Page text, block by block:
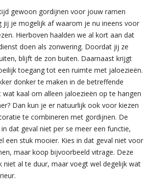
gewoon gordijnen voor jouw ramen
jij je mogelijk af waarom je nu ineens voor
Hierboven haalden we al kort aan dat
doen als zonwering. Doordat jij ze
blijft de zon buiten. Daarnaast krijgt
toegang tot een ruimte met jaloezieën.
donker te maken in de betreffende
wat kaal om alleen jaloezieën op te hangen
Dan kun je er natuurlijk ook voor kiezen
te combineren met gordijnen. De
dat geval niet per se meer een functie,
een stuk mooier. Kies in dat geval niet voor
maar koop bijvoorbeeld vitrage. Deze
niet al te duur, maar voegt wel degelijk wat